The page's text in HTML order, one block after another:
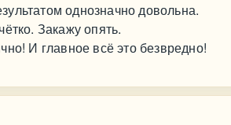
однозначно довольна.
Закажу опять.
И главное всё это безвредно!